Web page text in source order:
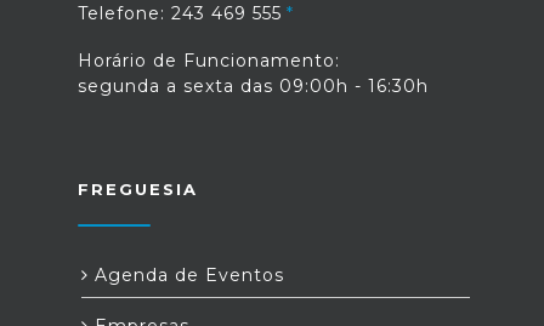
Telefone: 243 469 555
Horário de Funcionamento:
segunda a sexta das 09:00h - 16:30h
FREGUESIA
Agenda de Eventos